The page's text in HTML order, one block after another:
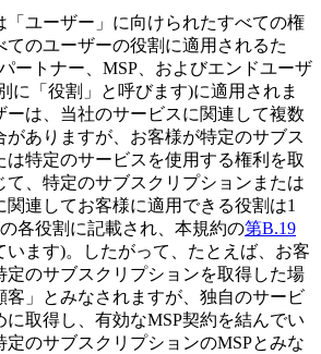
「ユーザー」に向けられたすべての権
てのユーザーの役割に適用されるた
ートナー、MSP、およびエンドユーザ
に「 役割 」と呼びます)に適用されま
ーは、当社のサービスに関連して複数
がありますが、お客様が特定のサブス
は特定のサービスを使用する権利を取
て、特定のサブスクリプションまたは
関連してお客様に適用できる役割は1
各役割に記載され、本規約の第B.19
います)。したがって、たとえば、お客
定のサブスクリプションを取得した場
客」とみなされますが、独自のサービ
に取得し、有効なMSP契約を結んでい
定のサブスクリプションのMSPとみな